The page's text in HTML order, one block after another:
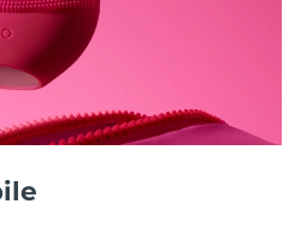
Consegna stimata